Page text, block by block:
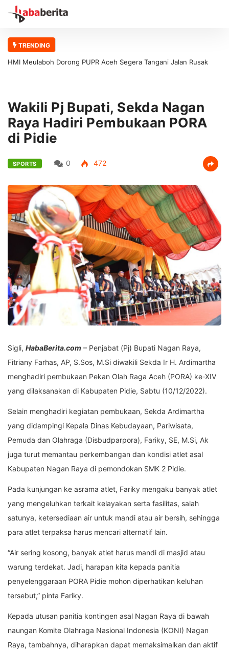
TRENDING
HMI Meulaboh Dorong PUPR Aceh Segera Tangani Jalan Rusak
Wakili Pj Bupati, Sekda Nagan
Raya Hadiri Pembukaan PORA
di Pidie
SPORTS 0 472
Sigli, HabaBerita.com – Penjabat (Pj) Bupati Nagan Raya,
Fitriany Farhas, AP, S.Sos, M.Si diwakili Sekda Ir H. Ardimartha
menghadiri pembukaan Pekan Olah Raga Aceh (PORA) ke-XIV
yang dilaksanakan di Kabupaten Pidie, Sabtu (10/12/2022).
Selain menghadiri kegiatan pembukaan, Sekda Ardimartha
yang didampingi Kepala Dinas Kebudayaan, Pariwisata,
Pemuda dan Olahraga (Disbudparpora), Fariky, SE, M.Si, Ak
juga turut memantau perkembangan dan kondisi atlet asal
Kabupaten Nagan Raya di pemondokan SMK 2 Pidie.
Pada kunjungan ke asrama atlet, Fariky mengaku banyak atlet
yang mengeluhkan terkait kelayakan serta fasilitas, salah
satunya, ketersediaan air untuk mandi atau air bersih, sehingga
para atlet terpaksa harus mencari alternatif lain.
“Air sering kosong, banyak atlet harus mandi di masjid atau
warung terdekat. Jadi, harapan kita kepada panitia
penyelenggaraan PORA Pidie mohon diperhatikan keluhan
tersebut,” pinta Fariky.
Kepada utusan panitia kontingen asal Nagan Raya di bawah
naungan Komite Olahraga Nasional Indonesia (KONI) Nagan
Raya, tambahnya, diharapkan dapat memaksimalkan dan aktif